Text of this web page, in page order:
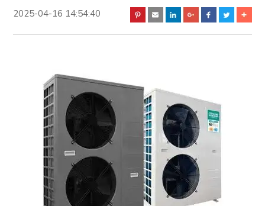
2025-04-16 14:54:40